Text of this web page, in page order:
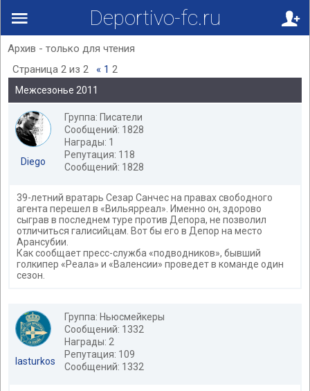
Deportivo-fc.ru
Архив - только для чтения
Страница 2 из 2 « 1 2
Межсезонье 2011
Diego
Группа: Писатели
Сообщений: 1828
Награды: 1
Репутация: 118
Сообщений: 1828
39-летний вратарь Сезар Санчес на правах свободного
агента перешел в «Вильярреал». Именно он, здорово
сыграв в последнем туре против Депора, не позволил
отличиться галисийцам. Вот бы его в Депор на место
Арансубии.
Как сообщает пресс-служба «подводников», бывший
голкипер «Реала» и «Валенсии» проведет в команде один
сезон.
lasturkos
Группа: Ньюсмейкеры
Сообщений: 1332
Награды: 2
Репутация: 109
Сообщений: 1332